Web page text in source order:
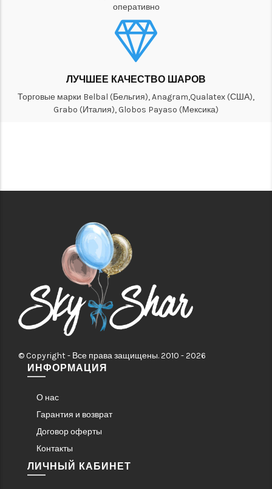
оперативно
ЛУЧШЕЕ КАЧЕСТВО ШАРОВ
Торговые марки Belbal (Бельгия), Anagram,Qualatex (США),
Grabo (Италия), Globos Payaso (Мексика)
© Copyright - Все права защищены. 2010 - 2026
ИНФОРМАЦИЯ
О нас
Гарантия и возврат
Договор оферты
Контакты
ЛИЧНЫЙ КАБИНЕТ